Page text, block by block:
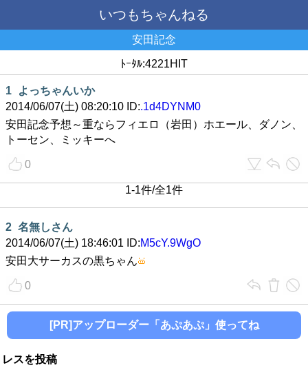
いつもちゃんねる
安田記念
ﾄｰﾀﾙ:4221HIT
1
よっちゃんいか
2014/06/07(土) 08:20:10 ID:.1d4DYNM0
安田記念予想～重ならフィエロ（岩田）ホエール、ダノン、
トーセン、ミッキーへ
0
1-1件/全1件
2 名無しさん
2014/06/07(土) 18:46:01 ID:M5cY.9WgO
安田大サーカスの黒ちゃん
0
[PR]アップローダー「あぷあぷ」使ってね
レスを投稿